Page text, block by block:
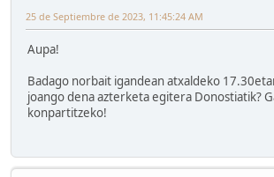
25 de Septiembre de 2023, 11:45:24 AM
Aupa!
Badago norbait igandean atxaldeko
joango dena azterketa egitera Donostiatik?
konpartitzeko!